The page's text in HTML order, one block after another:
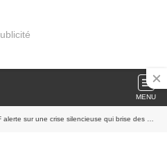
MENU
une crise silencieuse qui brise des millions d’enfances